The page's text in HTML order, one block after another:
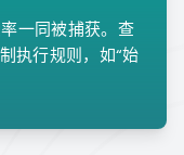
一同被捕获。查
执行规则，如“始